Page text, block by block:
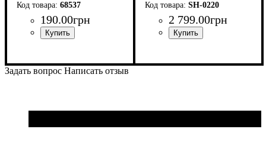
68537
190.00грн
SH-0220
2 799.00грн
Задать вопрос Написать отзыв